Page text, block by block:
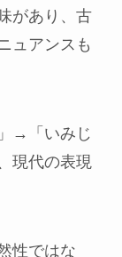
があり、古
ュアンスも
→「いみじ
現代の表現
性ではな